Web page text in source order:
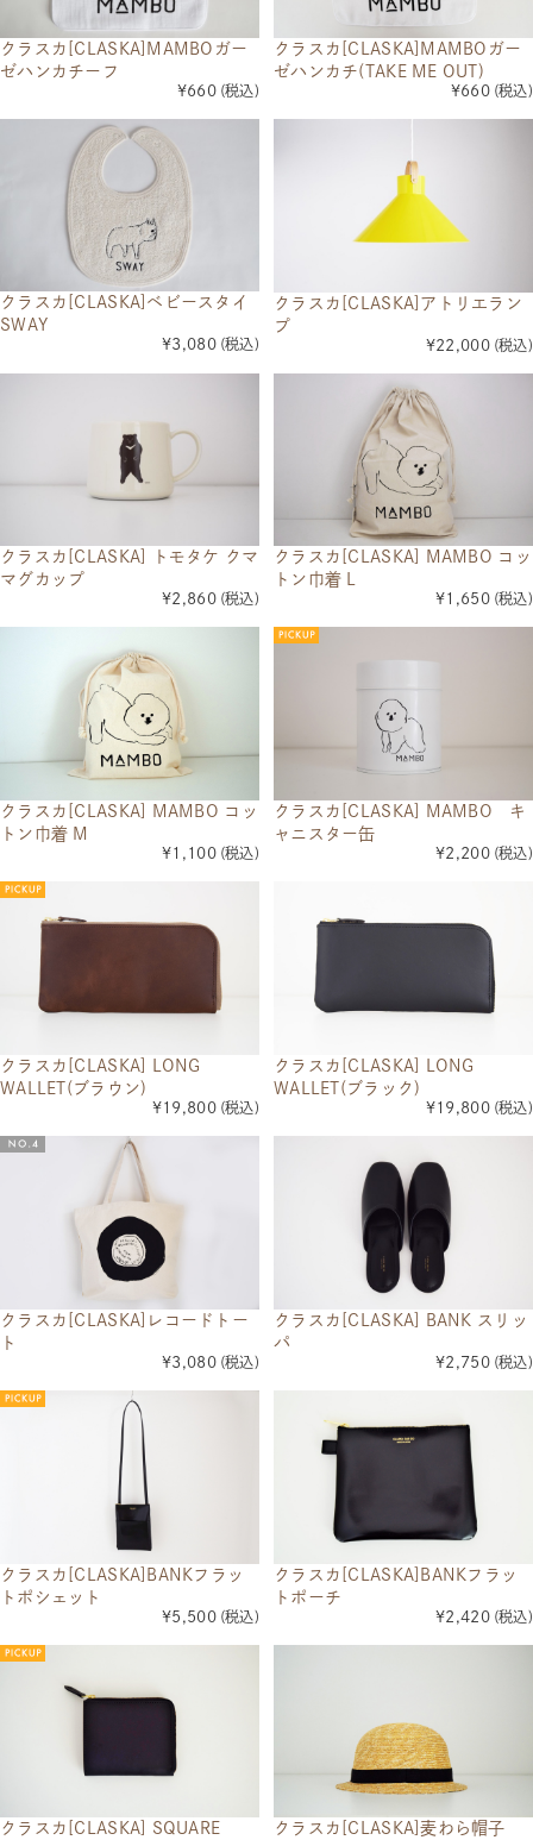
クラスカ[CLASKA]MAMBOガー
ゼハンカチーフ
¥660 (税込)
クラスカ[CLASKA]MAMBOガー
ゼハンカチ(TAKE ME OUT)
¥660 (税込)
クラスカ[CLASKA]ベビースタイ
SWAY
¥3,080 (税込)
クラスカ[CLASKA]アトリエラン
プ
¥22,000 (税込)
クラスカ[CLASKA] トモタケ クマ
マグカップ
¥2,860 (税込)
クラスカ[CLASKA] MAMBO コッ
トン巾着 L
¥1,650 (税込)
クラスカ[CLASKA] MAMBO コッ
トン巾着 M
¥1,100 (税込)
クラスカ[CLASKA] MAMBO キ
ャニスター缶
¥2,200 (税込)
クラスカ[CLASKA] LONG
WALLET(ブラウン)
¥19,800 (税込)
クラスカ[CLASKA] LONG
WALLET(ブラック)
¥19,800 (税込)
クラスカ[CLASKA]レコードトー
ト
¥3,080 (税込)
クラスカ[CLASKA] BANK スリッ
パ
¥2,750 (税込)
クラスカ[CLASKA]BANKフラッ
トポシェット
¥5,500 (税込)
クラスカ[CLASKA]BANKフラッ
トポーチ
¥2,420 (税込)
クラスカ[CLASKA] SQUARE
クラスカ[CLASKA]麦わら帽子